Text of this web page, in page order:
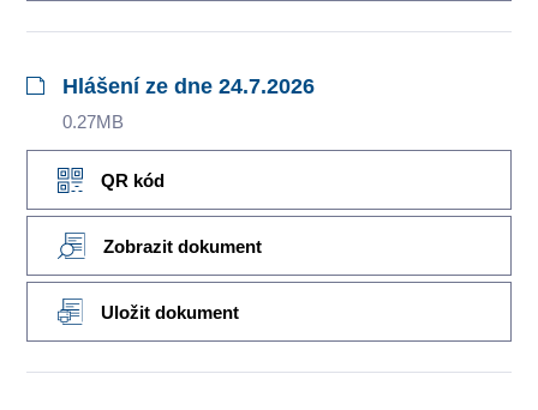
Hlášení ze dne 24.7.2026
0.27MB
QR kód
Zobrazit dokument
Uložit dokument